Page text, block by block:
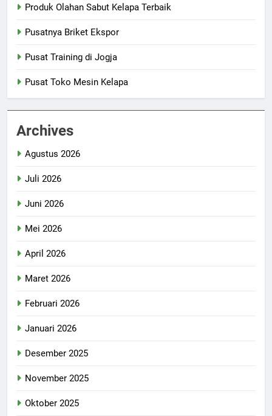
Produk Olahan Sabut Kelapa Terbaik
Pusatnya Briket Ekspor
Pusat Training di Jogja
Pusat Toko Mesin Kelapa
Archives
Agustus 2026
Juli 2026
Juni 2026
Mei 2026
April 2026
Maret 2026
Februari 2026
Januari 2026
Desember 2025
November 2025
Oktober 2025